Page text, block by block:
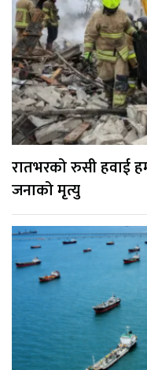
रातभरको रुसी हवाई
जनाको मृत्यु